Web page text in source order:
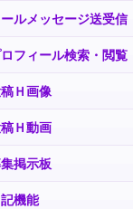
ルメッセージ送受信
フィール検索・閲覧
Ｈ画像
Ｈ動画
掲示板
記機能